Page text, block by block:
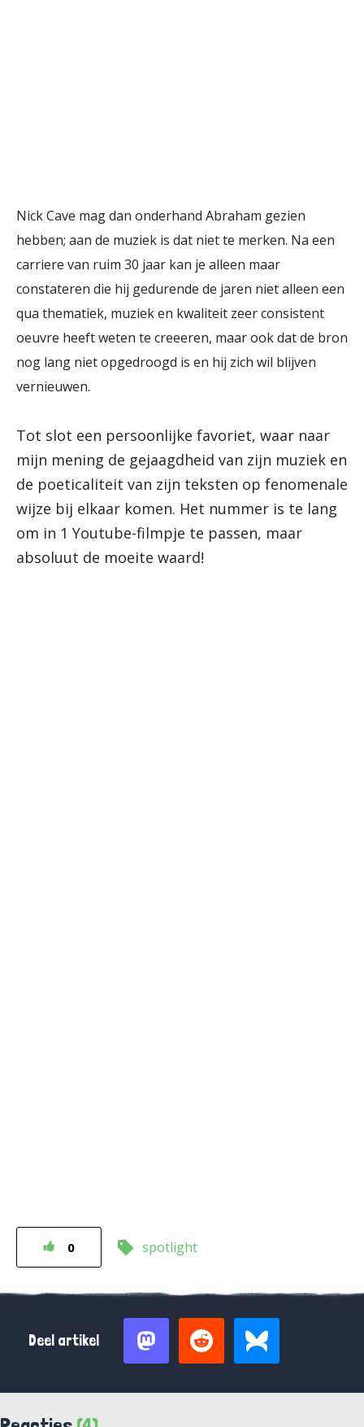
Nick Cave mag dan onderhand Abraham gezien
hebben; aan de muziek is dat niet te merken. Na een
carriere van ruim 30 jaar kan je alleen maar
constateren die hij gedurende de jaren niet alleen een
qua thematiek, muziek en kwaliteit zeer consistent
oeuvre heeft weten te creeeren, maar ook dat de bron
nog lang niet opgedroogd is en hij zich wil blijven
vernieuwen.
Tot slot een persoonlijke favoriet, waar naar
mijn mening de gejaagdheid van zijn muziek en
de poeticaliteit van zijn teksten op fenomenale
wijze bij elkaar komen. Het nummer is te lang
om in 1 Youtube-filmpje te passen, maar
absoluut de moeite waard!
0 spotlight
Deel artikel